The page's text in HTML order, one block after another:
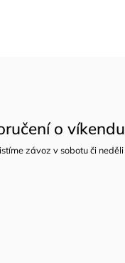
o víkendu
závoz v sobotu či neděli